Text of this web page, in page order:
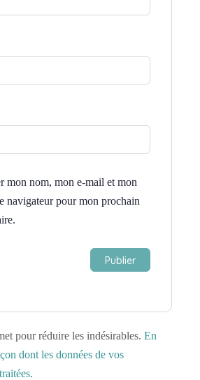
mon nom, mon e-mail et mon
navigateur pour mon prochain
pour réduire les indésirables. En
dont les données de vos
.